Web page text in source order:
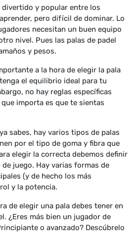
divertido y popular entre los
pero difícil de dominar. Lo
necesitan un buen equipo
nivel. Pues las palas de padel
y pesos.
a la hora de elegir la pala
el equilibrio ideal para tu
no hay reglas específicas
importa es que te sientas
sabes, hay varios tipos de palas
por el tipo de goma y fibra que
elegir la correcta debemos definir
juego. Hay varias formas de
(y de hecho los más
y la potencia.
de elegir una pala debes tener en
¿Eres más bien un jugador de
o avanzado? Descúbrelo